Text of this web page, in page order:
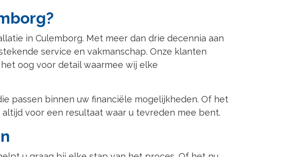
in Culemborg. Met meer dan drie decennia aan
service en vakmanschap. Onze klanten
oog voor detail waarmee wij elke
passen binnen uw financiële mogelijkheden. Of het
voor een resultaat waar u tevreden mee bent.